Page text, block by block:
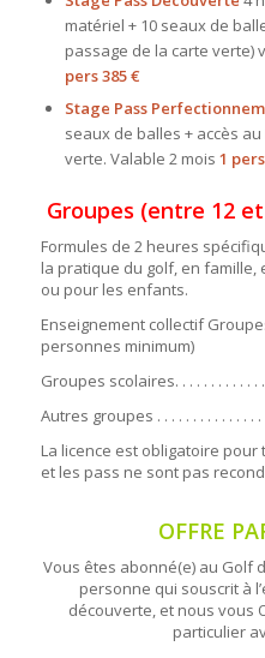
matériel + 10 seaux de
passage de la carte verte)
pers385 €
Stage Pass
seaux de balles + accès
verte. Valable 2 mois 1
Groupes (entre 12
Formules de 2 heures
la pratique du golf, en famille,
ou pour les enfants.
Enseignement collectif
personnes minimum)
Groupes scolaires. . . . . . . . . . . .
Autres groupes . . . . . . . . . . . . . .
La licence est obligatoire
et les pass ne sont pas
OFFRE
Vous êtes abonné(e) au Golf
personne qui souscrit à
découverte, et nous vous
particulier